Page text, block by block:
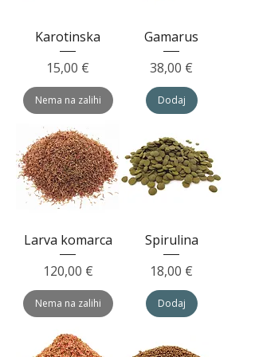
Karotinska
Cijena
15,00 €
Nema na zalihi
Gamarus
Cijena
38,00 €
Dodaj
Larva komarca
Cijena
120,00 €
Nema na zalihi
Spirulina
Cijena
18,00 €
Dodaj